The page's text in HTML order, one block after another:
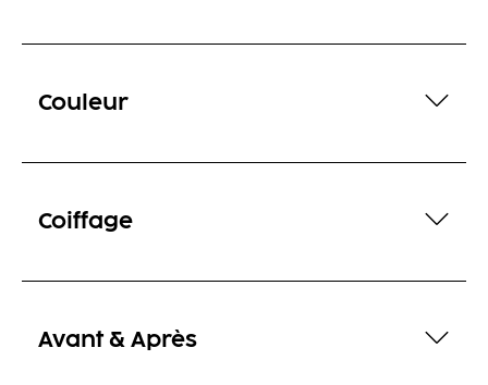
Couleur
Coiffage
Avant & Après